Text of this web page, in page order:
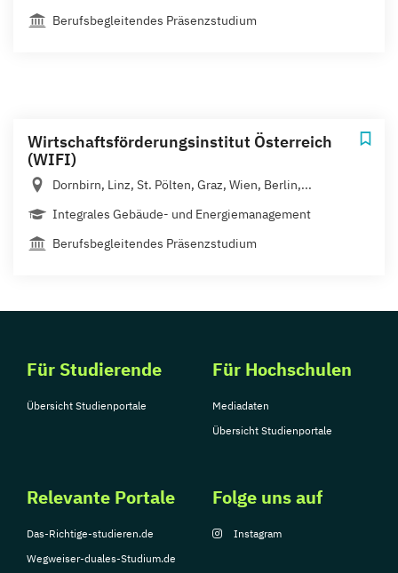
Berufsbegleitendes Präsenzstudium
Wirtschaftsförderungsinstitut Österreich
(WIFI)
Dornbirn, Linz, St. Pölten, Graz, Wien, Berlin,...
Integrales Gebäude- und Energiemanagement
Berufsbegleitendes Präsenzstudium
Für Studierende
Übersicht Studienportale
Für Hochschulen
Mediadaten
Übersicht Studienportale
Relevante Portale
Das-Richtige-studieren.de
Wegweiser-duales-Studium.de
Folge uns auf
Instagram